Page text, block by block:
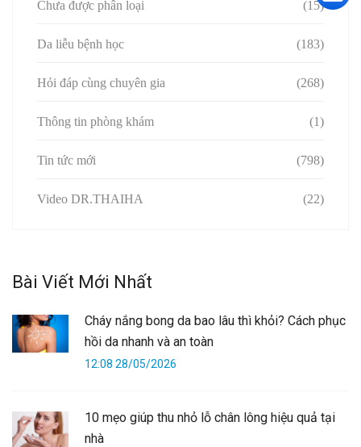
Chưa được phân loại (15)
Da liễu bệnh học (183)
Hỏi đáp cùng chuyên gia (268)
Thông tin phòng khám (1)
Tin tức mới (798)
Video DR.THAIHA (22)
Bài Viết Mới Nhất
Cháy nắng bong da bao lâu thì khỏi? Cách phục
hồi da nhanh và an toàn
12:08 28/05/2026
10 mẹo giúp thu nhỏ lỗ chân lông hiệu quả tại
nhà